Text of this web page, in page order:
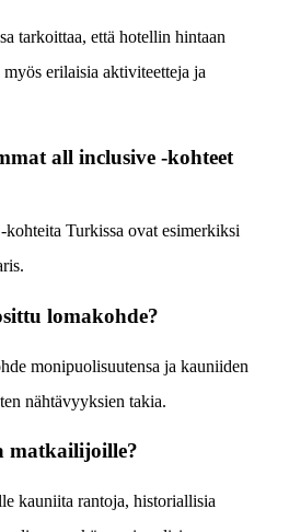
tarkoittaa, että hotellin hintaan
erilaisia aktiviteetteja ja
all inclusive -kohteet
Turkissa ovat esimerkiksi
lomakohde?
monipuolisuutensa ja kauniiden
nähtävyyksien takia.
matkailijoille?
kauniita rantoja, historiallisia